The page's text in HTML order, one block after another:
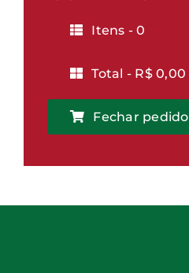
Itens -0
Total - R$0,00
Fechar pedido